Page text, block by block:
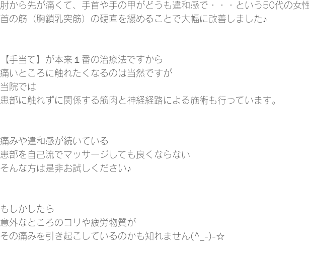
肘から先が痛くて、手首や手の甲がどうも違和感で・・・という50代の女
首の筋（胸鎖乳突筋）の硬直を緩めることで大幅に改善しました♪
【手当て】が本来１番の治療法ですから
痛いところに触れたくなるのは当然ですが
当院では
患部に触れずに関係する筋肉と神経経路による施術も行っています。
痛みや違和感が続いている
患部を自己流でマッサージしても良くならない
そんな方は是非お試しください♪
もしかしたら
意外なところのコリや疲労物質が
その痛みを引き起こしているのかも知れません(^_-)-☆